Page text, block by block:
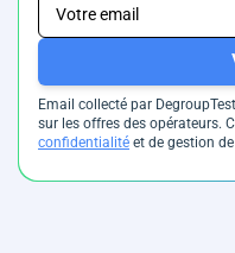
Email collecté par
sur les offres des opérateurs.
confidentialité et de gestion